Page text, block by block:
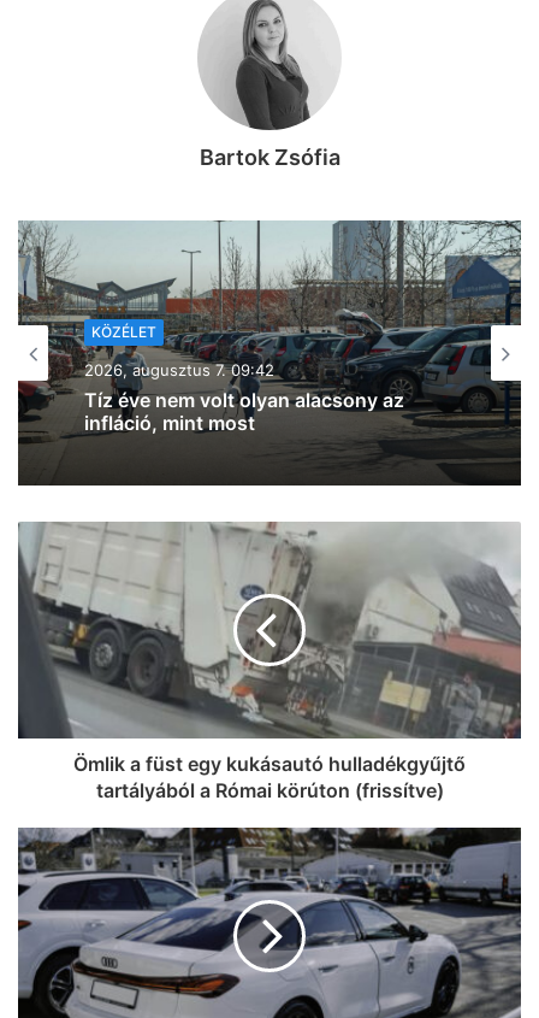
Bartok Zsófia
KÖZÉLET
2026, augusztus 7. 08:22
Szondi Vanda: automatikusan, két
részletben érkezik az iskolakezdési
támogatás, nem kell igényelni, és nem
Ömlik a füst egy kukásautó hulladékgyűjtő
tartályából a Római körúton (frissítve)